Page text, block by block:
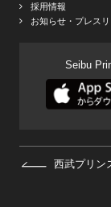
採用情報
お知らせ・プレスリ
Seibu
西武プリン